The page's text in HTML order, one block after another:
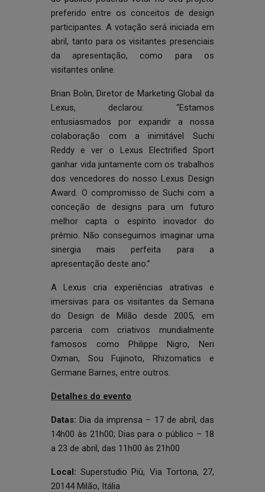
preferido entre os conceitos de design
participantes. A votação será iniciada em
abril, tanto para os visitantes presenciais
da apresentação, como para os
visitantes online.
Brian Bolin, Diretor de Marketing Global da
Lexus, declarou: “Estamos
entusiasmados por expandir a nossa
colaboração com a inimitável Suchi
Reddy e ver o Lexus Electrified Sport
ganhar vida juntamente com os trabalhos
dos vencedores do nosso Lexus Design
Award. O compromisso de Suchi com a
conceção de designs para um futuro
melhor capta o espírito inovador do
prémio. Não conseguimos imaginar uma
sinergia mais perfeita para a
apresentação deste ano.”
A Lexus cria experiências atrativas e
imersivas para os visitantes da Semana
do Design de Milão desde 2005, em
parceria com criativos mundialmente
famosos como Philippe Nigro, Neri
Oxman, Sou Fujinoto, Rhizomatics e
Germane Barnes, entre outros.
Detalhes do evento
Datas: Dia da imprensa – 17 de abril, das
14h00 às 21h00; Dias para o público – 18
a 23 de abril, das 11h00 às 21h00
Local: Superstudio Più, Via Tortona, 27,
20144 Milão, Itália